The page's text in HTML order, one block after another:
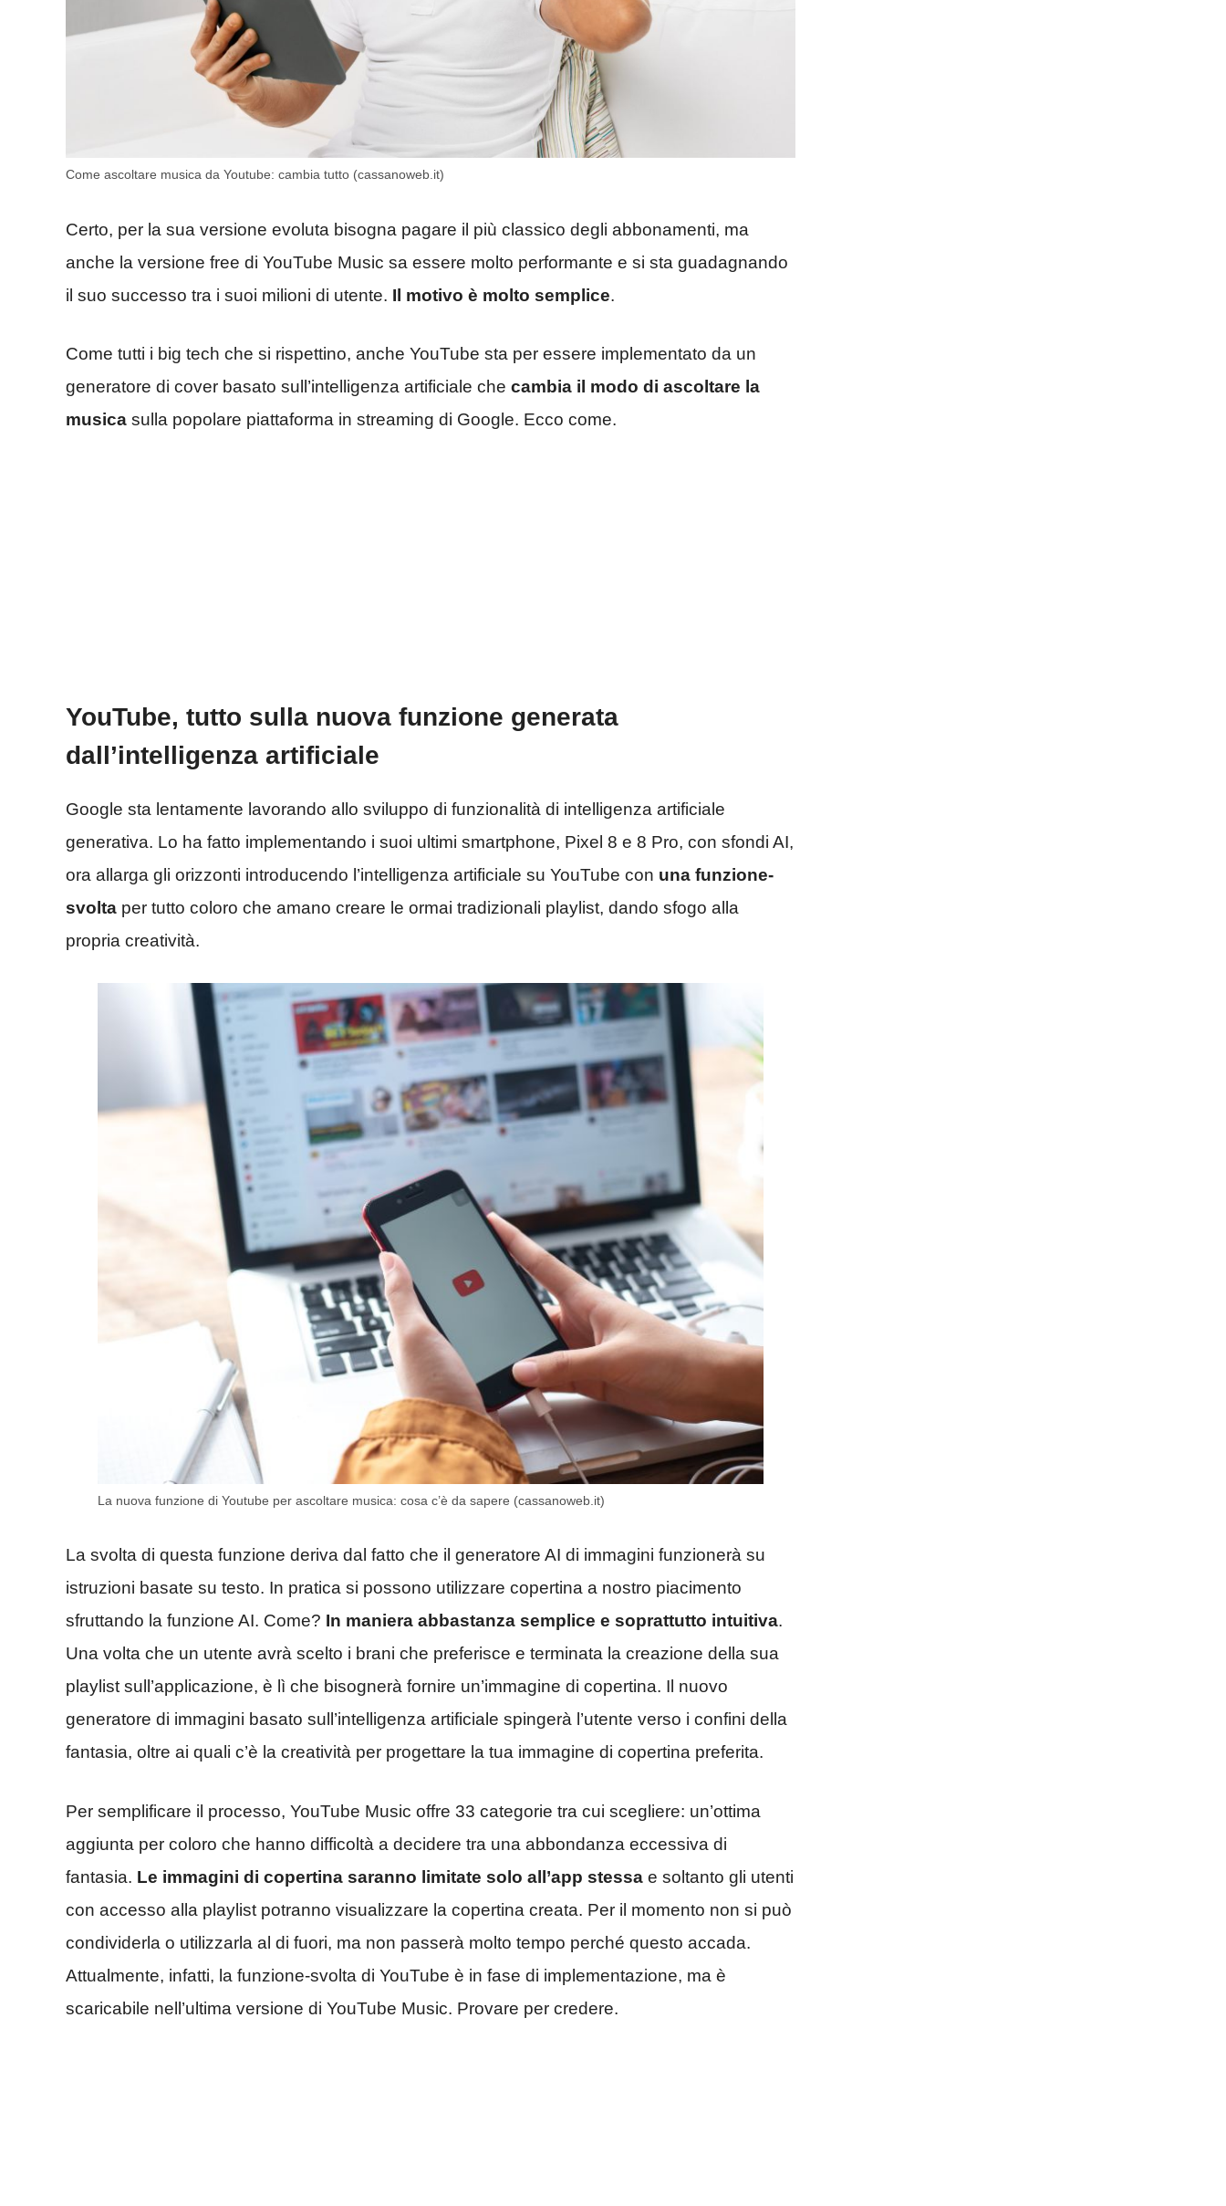
Come ascoltare musica da Youtube: cambia tutto (cassanoweb.it)
Certo, per la sua versione evoluta bisogna pagare il più classico degli abbonamenti, ma
anche la versione free di YouTube Music sa essere molto performante e si sta guadagnando
il suo successo tra i suoi milioni di utente. Il motivo è molto semplice.
Come tutti i big tech che si rispettino, anche YouTube sta per essere implementato da un
generatore di cover basato sull’intelligenza artificiale che cambia il modo di ascoltare la
musica sulla popolare piattaforma in streaming di Google. Ecco come.
YouTube, tutto sulla nuova funzione generata
dall’intelligenza artificiale
Google sta lentamente lavorando allo sviluppo di funzionalità di intelligenza artificiale
generativa. Lo ha fatto implementando i suoi ultimi smartphone, Pixel 8 e 8 Pro, con sfondi AI,
ora allarga gli orizzonti introducendo l’intelligenza artificiale su YouTube con una funzione-
svolta per tutto coloro che amano creare le ormai tradizionali playlist, dando sfogo alla
propria creatività.
La nuova funzione di Youtube per ascoltare musica: cosa c’è da sapere (cassanoweb.it)
La svolta di questa funzione deriva dal fatto che il generatore AI di immagini funzionerà su
istruzioni basate su testo. In pratica si possono utilizzare copertina a nostro piacimento
sfruttando la funzione AI. Come? In maniera abbastanza semplice e soprattutto intuitiva.
Una volta che un utente avrà scelto i brani che preferisce e terminata la creazione della sua
playlist sull’applicazione, è lì che bisognerà fornire un’immagine di copertina. Il nuovo
generatore di immagini basato sull’intelligenza artificiale spingerà l’utente verso i confini della
fantasia, oltre ai quali c’è la creatività per progettare la tua immagine di copertina preferita.
Per semplificare il processo, YouTube Music offre 33 categorie tra cui scegliere: un’ottima
aggiunta per coloro che hanno difficoltà a decidere tra una abbondanza eccessiva di
fantasia. Le immagini di copertina saranno limitate solo all’app stessa e soltanto gli utenti
con accesso alla playlist potranno visualizzare la copertina creata. Per il momento non si può
condividerla o utilizzarla al di fuori, ma non passerà molto tempo perché questo accada.
Attualmente, infatti, la funzione-svolta di YouTube è in fase di implementazione, ma è
scaricabile nell’ultima versione di YouTube Music. Provare per credere.